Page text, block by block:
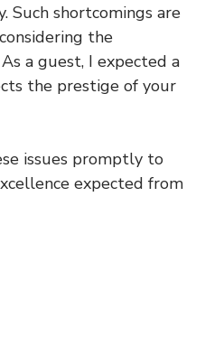
Such shortcomings are
the
a guest, I expected a
the prestige of your
issues promptly to
expected from